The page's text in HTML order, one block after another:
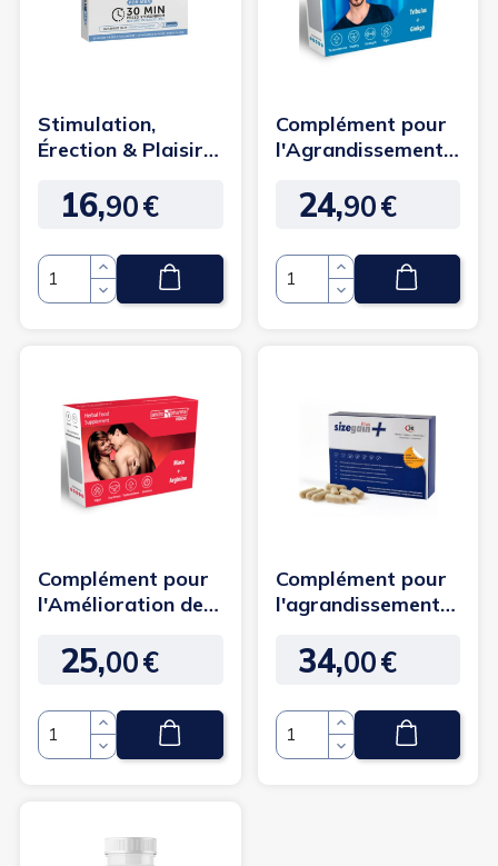
Stimulation,
Érection & Plaisir
Max pour...
Prix
16,90€
Quantité
Complément pour
l'Agrandissement
Andropharma...
Prix
24,90€
Quantité
Complément pour
l'Amélioration de
Prix
25,00€
Quantité
Complément pour
l'agrandissement
Prix
34,00€
Quantité